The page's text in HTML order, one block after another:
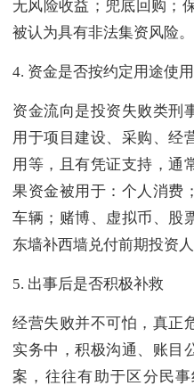
无风险收益；兜底回购；
被认为具有非法集资风险。
4. 资金是否按约定用途使用
资金流向是投资失败类刑
用于项目建设、采购、经
用等，且有凭证支持，通
果资金被用于：个人消费
车辆；赌博、虚拟币、股
东墙补西墙兑付前期投资
5. 出事后是否积极补救
经营失败并不可怕，真正
实务中，积极沟通、账目
案，往往有助于区分民